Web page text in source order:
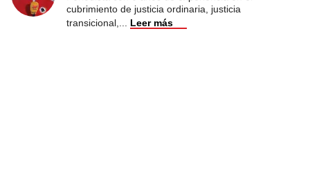
cubrimiento de justicia ordinaria, justicia
transicional,
Leer más